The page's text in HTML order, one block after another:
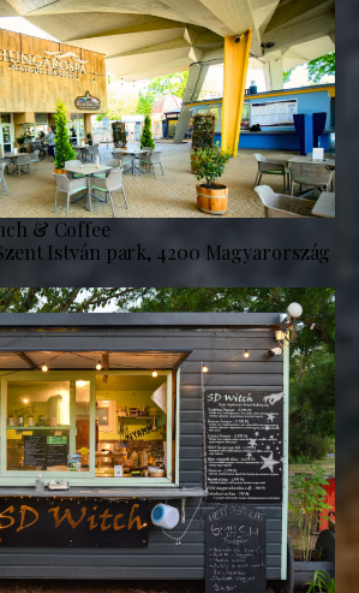
& Coffee
István park, 4200 Magyarország